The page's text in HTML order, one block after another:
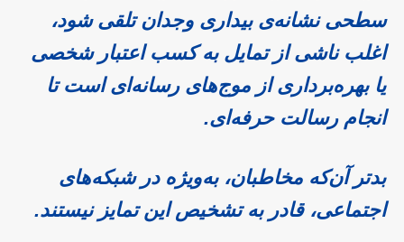
سطحی نشانه‌ی بیداری وجدان تلقی شود،
اغلب ناشی از تمایل به کسب اعتبار شخصی
یا بهره‌برداری از موج‌های رسانه‌ای است تا
انجام رسالت حرفه‌ای.
بدتر آن‌که مخاطبان، به‌ویژه در شبکه‌های
اجتماعی، قادر به تشخیص این تمایز نیستند.